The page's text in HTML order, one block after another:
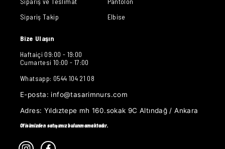
Sipariş Takip
Elbise
Bize Ulaşın
Haftaiçi 09:00 - 19:00
Cumartesi 10:00 - 17:00
Whatsapp: 0544 104 21 08
E-posta: info@tasarimnurs.com
Adres: Yıldıztepe mh 160.sokak 9C Altındağ / Ankara
Ofisimizden satışımız bulunmamaktadır.